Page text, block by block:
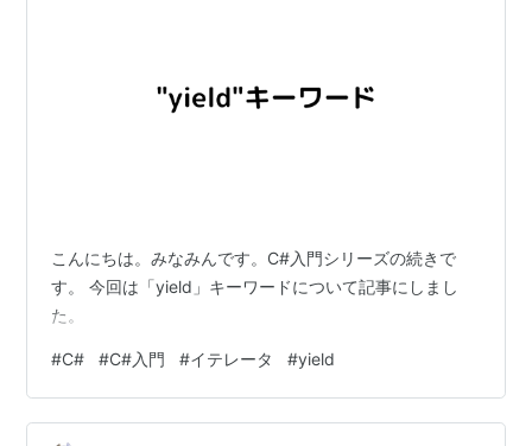
こんにちは。みなみんです。C#入門シリーズの続きで
す。 今回は「yield」キーワードについて記事にしまし
た。
#C# #C#入門 #イテレータ #yield